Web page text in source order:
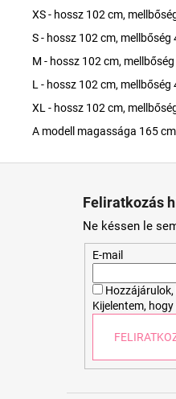
XS - hossz 102 cm,
S - hossz 102 cm,
M - hossz 102 cm,
L - hossz 102 cm,
XL - hossz 102 cm,
A modell magassága 165
Feliratkozás
Ne késsen le
E-mail
Kijelentem, hogy